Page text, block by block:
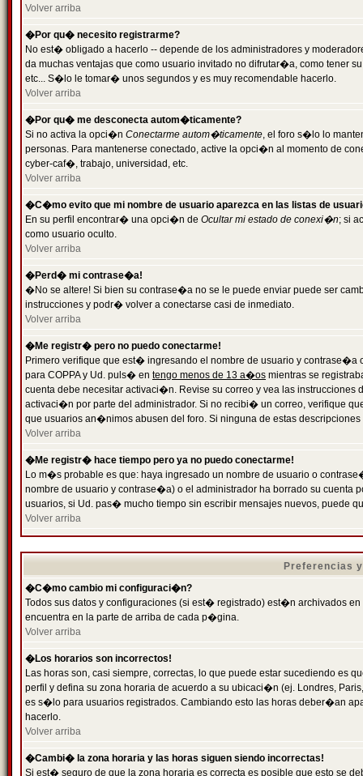
Volver arriba
�Por qu� necesito registrarme?
No est� obligado a hacerlo -- depende de los administradores y
da muchas ventajas que como usuario invitado no difrutar�a, como tener
etc... S�lo le tomar� unos segundos y es muy recomendable hacerlo.
Volver arriba
�Por qu� me desconecta autom�ticamente?
Si no activa la opci�n Conectarme autom�ticamente, el foro s�lo lo
personas. Para mantenerse conectado, active la opci�n al momento de
cyber-caf�, trabajo, universidad, etc.
Volver arriba
�C�mo evito que mi nombre de usuario aparezca en las listas de
En su perfil encontrar� una opci�n de Ocultar mi estado de conexi�n; si
como usuario oculto.
Volver arriba
�Perd� mi contrase�a!
�No se altere! Si bien su contrase�a no se le puede enviar puede ser
instrucciones y podr� volver a conectarse casi de inmediato.
Volver arriba
�Me registr� pero no puedo conectarme!
Primero verifique que est� ingresando el nombre de usuario y
para COPPA y Ud. puls� en tengo menos de 13 a�os mientras se
cuenta debe necesitar activaci�n. Revise su correo y vea las
activaci�n por parte del administrador. Si no recibi� un correo, verifique
que usuarios an�nimos abusen del foro. Si ninguna de estas
Volver arriba
�Me registr� hace tiempo pero ya no puedo conectarme!
Lo m�s probable es que: haya ingresado un nombre de usuario o
nombre de usuario y contrase�a) o el administrador ha borrado su
usuarios, si Ud. pas� mucho tiempo sin escribir mensajes nuevos, puede
Volver arriba
Preferencias
�C�mo cambio mi configuraci�n?
Todos sus datos y configuraciones (si est� registrado) est�n archivados
encuentra en la parte de arriba de cada p�gina.
Volver arriba
�Los horarios son incorrectos!
Las horas son, casi siempre, correctas, lo que puede estar sucediendo es
perfil y defina su zona horaria de acuerdo a su ubicaci�n (ej. Londres,
es s�lo para usuarios registrados. Cambiando esto las horas deber�an
hacerlo.
Volver arriba
�Cambi� la zona horaria y las horas siguen siendo incorrectas!
Si est� seguro de que la zona horaria es correcta es posible que esto se